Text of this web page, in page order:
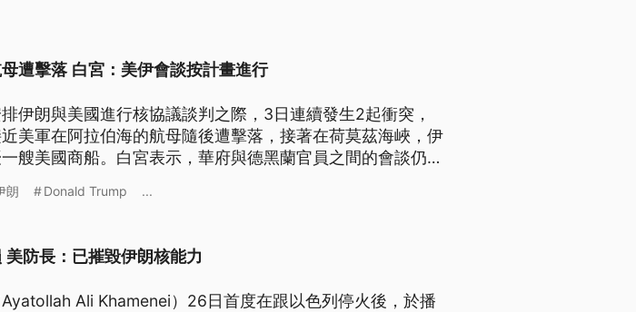
遭擊落 白宮：美伊會談按計畫進行
伊朗與美國進行核協議談判之際，3日連續發生2起衝突，
美軍在阿拉伯海的航母隨後遭擊落，接著在荷莫茲海峽，伊
艘美國商船。白宮表示，華府與德黑蘭官員之間的會談仍按
朗 Donald Trump ...
防長：已摧毀伊朗核能力
Ali Khamenei）26日首度在跟以色列停火後，於播